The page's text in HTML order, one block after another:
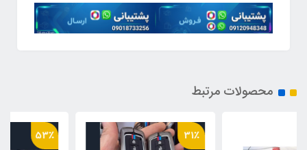
محصولات مرتبط
53٪